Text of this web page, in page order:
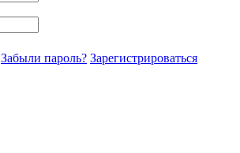
Забыли пароль? Зарегистрироваться